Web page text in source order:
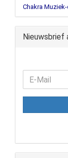
Chakra
Nieuwsbrief